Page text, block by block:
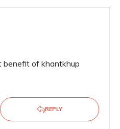
benefit of khantkhup
REPLY